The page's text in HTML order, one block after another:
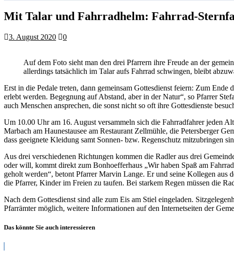
Mit Talar und Fahrradhelm: Fahrrad-
3. August 2020 0
Auf dem Foto sieht man den drei Pfarrern ihre Freude an der
allerdings tatsächlich im Talar aufs Fahrrad schwingen, bleibt
Erst in die Pedale treten, dann gemeinsam Gottesdienst feiern: Zum
erlebt werden. Begegnung auf Abstand, aber in der Natur“, so Pfarrer
auch Menschen ansprechen, die sonst nicht so oft ihre Gottesdienste
Um 10.00 Uhr am 16. August versammeln sich die Fahrradfahrer jeden
Marbach am Haunestausee am Restaurant Zellmühle, die Petersberger
dass geeignete Kleidung samt Sonnen- bzw. Regenschutz mitzubringen
Aus drei verschiedenen Richtungen kommen die Radler aus drei
oder will, kommt direkt zum Bonhoefferhaus „Wir haben Spaß am
geholt werden“, betont Pfarrer Marvin Lange. Er und seine Kollegen aus
die Pfarrer, Kinder im Freien zu taufen. Bei starkem Regen müssen die
Nach dem Gottesdienst sind alle zum Eis am Stiel eingeladen.
Pfarrämter möglich, weitere Informationen auf den Internetseiten der
Das könnte Sie auch interessieren